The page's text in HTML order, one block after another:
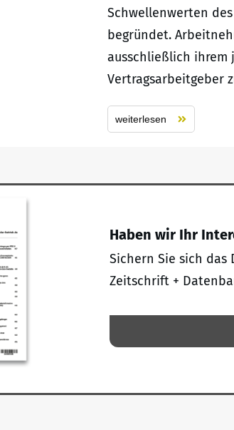
Schwellenwerten
begründet.
ausschließlich ihrem
Vertragsarbeitgeber
weiterlesen
Haben wir Ihr
Sichern Sie sich das
Zeitschrift +